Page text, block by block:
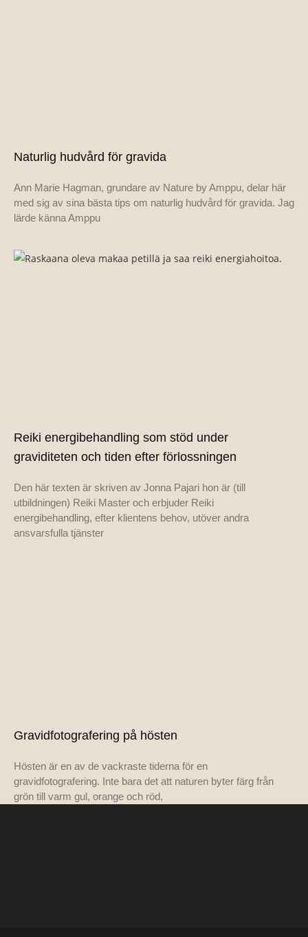
Naturlig hudvård för gravida
Ann Marie Hagman, grundare av Nature by Amppu, delar här
med sig av sina bästa tips om naturlig hudvård för gravida. Jag
lärde känna Amppu
Reiki energibehandling som stöd under
graviditeten och tiden efter förlossningen
Den här texten är skriven av Jonna Pajari hon är (till
utbildningen) Reiki Master och erbjuder Reiki
energibehandling, efter klientens behov, utöver andra
ansvarsfulla tjänster
Gravidfotografering på hösten
Hösten är en av de vackraste tiderna för en
gravidfotografering. Inte bara det att naturen byter färg från
grön till varm gul, orange och röd,